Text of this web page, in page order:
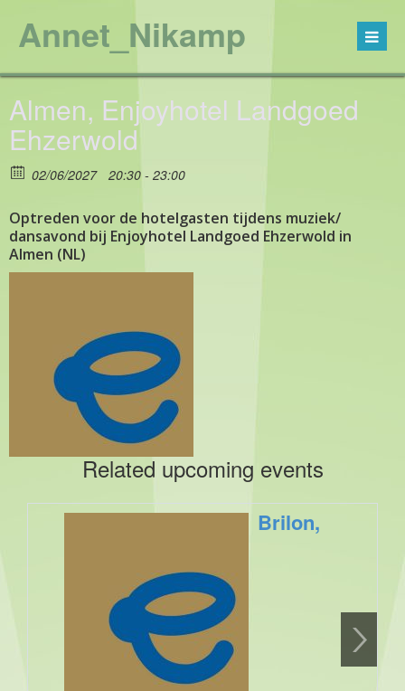
Annet_Nikamp
Almen, Enjoyhotel Landgoed
Ehzerwold
02/06/2027 20:30 - 23:00
Optreden voor de hotelgasten tijdens muziek/
dansavond bij Enjoyhotel Landgoed Ehzerwold in
Almen (NL)
Related upcoming events
Brilon,